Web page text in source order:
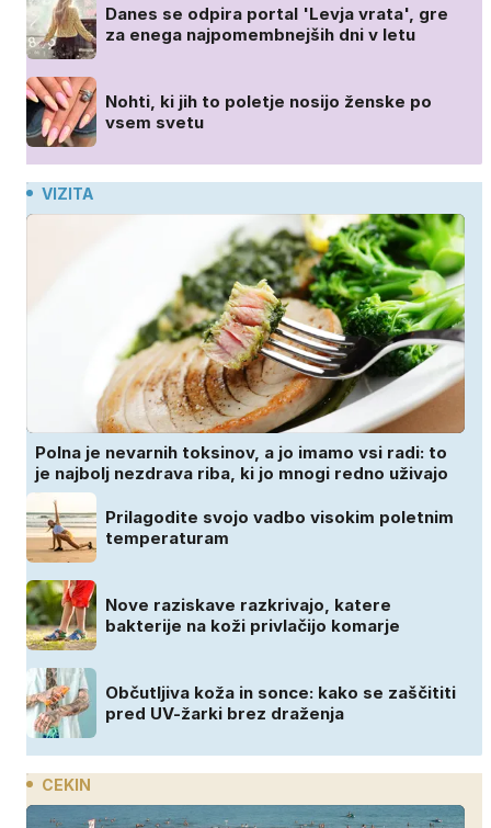
Danes se odpira portal 'Levja vrata', gre
za enega najpomembnejših dni v letu
Nohti, ki jih to poletje nosijo ženske po
vsem svetu
VIZITA
Polna je nevarnih toksinov, a jo imamo vsi radi: to
je najbolj nezdrava riba, ki jo mnogi redno uživajo
Prilagodite svojo vadbo visokim poletnim
temperaturam
Nove raziskave razkrivajo, katere
bakterije na koži privlačijo komarje
Občutljiva koža in sonce: kako se zaščititi
pred UV-žarki brez draženja
CEKIN